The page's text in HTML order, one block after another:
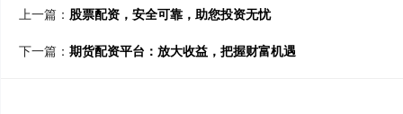
上一篇： 股票配资，安全可靠，助您投资无忧
下一篇： 期货配资平台：放大收益，把握财富机遇